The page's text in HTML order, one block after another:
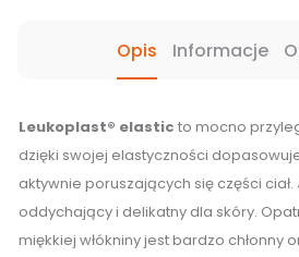
Opis Informacje
Leukoplast® elasticto mocno
dzięki swojej elastyczności
aktywnie poruszających się części ciał.
oddychający i delikatny dla skóry.
miękkiej włókniny jest bardzo chłonny